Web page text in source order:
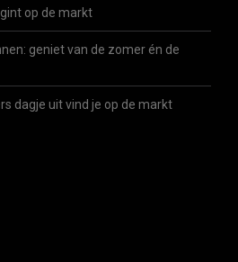
op de markt
geniet van de zomer én de
dagje uit vind je op de markt